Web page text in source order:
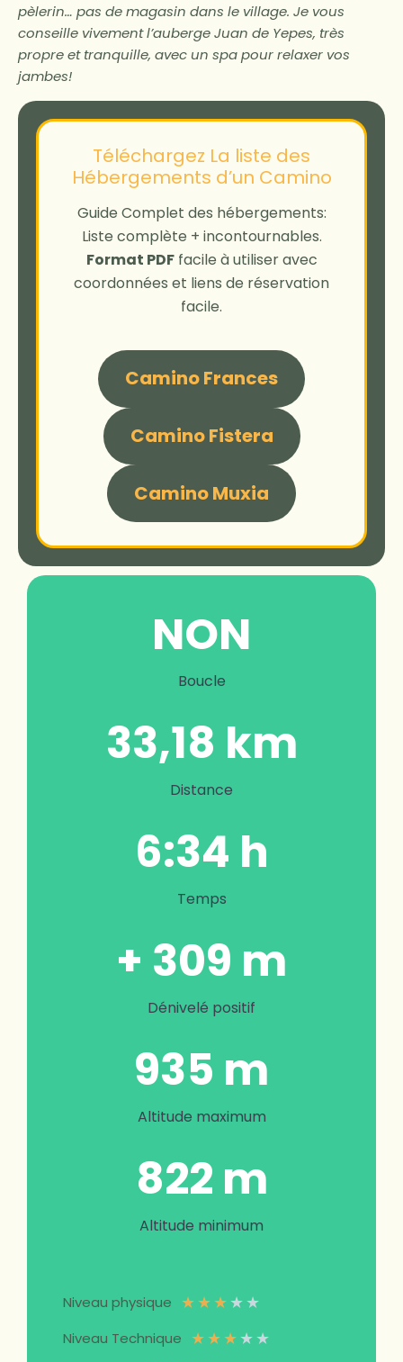
pèlerin… pas de magasin dans le village. Je vous
conseille vivement l’auberge Juan de Yepes, très
propre et tranquille, avec un spa pour relaxer vos
jambes!
Téléchargez La liste des
Hébergements d’un Camino
Guide Complet des hébergements:
Liste complète + incontournables.
Format PDFfacile à utiliser avec
coordonnées et liens de réservation
facile.
Camino Frances
Camino Fistera
Camino Muxia
NON
Boucle
33,18 km
Distance
6:34 h
Temps
+ 309 m
Dénivelé positif
935 m
Altitude maximum
822 m
Altitude minimum
Niveau physique ★★★★★
Niveau Technique ★★★★★